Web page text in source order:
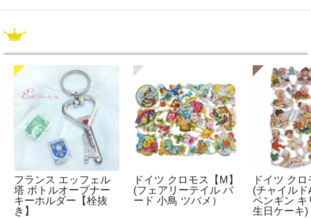
フランス エッフェル
塔 ボトルオープナー
キーホルダー【栓抜
き】
ドイツ クロモス【M】
(フェアリーテイル バ
ード 小鳥 ツバメ）
ドイツ ク
(チャイルド
ペンギン キ
生日ケーキ)